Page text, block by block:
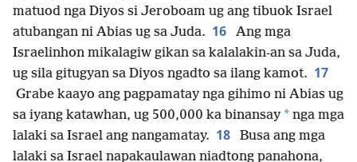
matuod nga Diyos si Jeroboam ug ang tibuok Israel
atubangan ni Abias ug sa Juda. 16
Ang mga
Israelinhon mikalagiw gikan sa kalalakin-an sa Juda,
ug sila gitugyan sa Diyos ngadto sa ilang kamot. 17
Grabe kaayo ang pagpamatay nga gihimo ni Abias ug
sa iyang katawhan, ug 500,000 ka binansay * nga mga
lalaki sa Israel ang nangamatay. 18
Busa ang mga
lalaki sa Israel napakaulawan niadtong panahona,